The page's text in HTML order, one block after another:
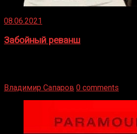
08.06.2021
Забойный реванш
Владимир Сапаров 0 comments